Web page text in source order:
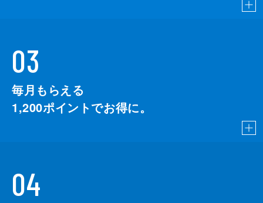
03
毎月もらえる
1,200ポイントでお得に。
04